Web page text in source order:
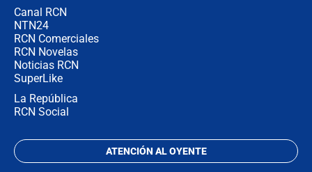
Canal RCN
NTN24
RCN Comerciales
RCN Novelas
Noticias RCN
SuperLike
La República
RCN Social
ATENCIÓN AL OYENTE